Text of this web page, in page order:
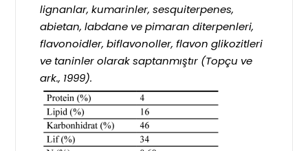
lignanlar, kumarinler, sesquiterpenes,
abietan, labdane ve pimaran diterpenleri,
flavonoidler, biflavonoller, flavon glikozitleri
ve taninler olarak saptanmıştır (Topçu ve
ark., 1999).